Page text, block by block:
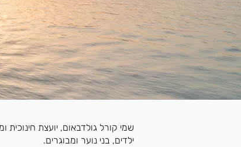
ילדים, בני נוער ומבוגרים.